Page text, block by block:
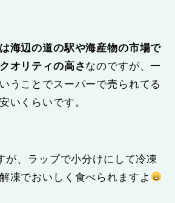
海辺の道の駅や海産物の市場で
オリティの高さなのですが、一
うことでスーパーで売られてる
いくらいです。
が、ラップで小分けにして冷凍
凍でおいしく食べられますよ